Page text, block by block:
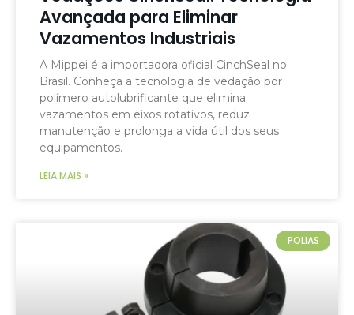
Avançada para Eliminar
Vazamentos Industriais
A Mippei é a importadora oficial CinchSeal no
Brasil. Conheça a tecnologia de vedação por
polímero autolubrificante que elimina
vazamentos em eixos rotativos, reduz
manutenção e prolonga a vida útil dos seus
equipamentos.
LEIA MAIS »
POLIAS